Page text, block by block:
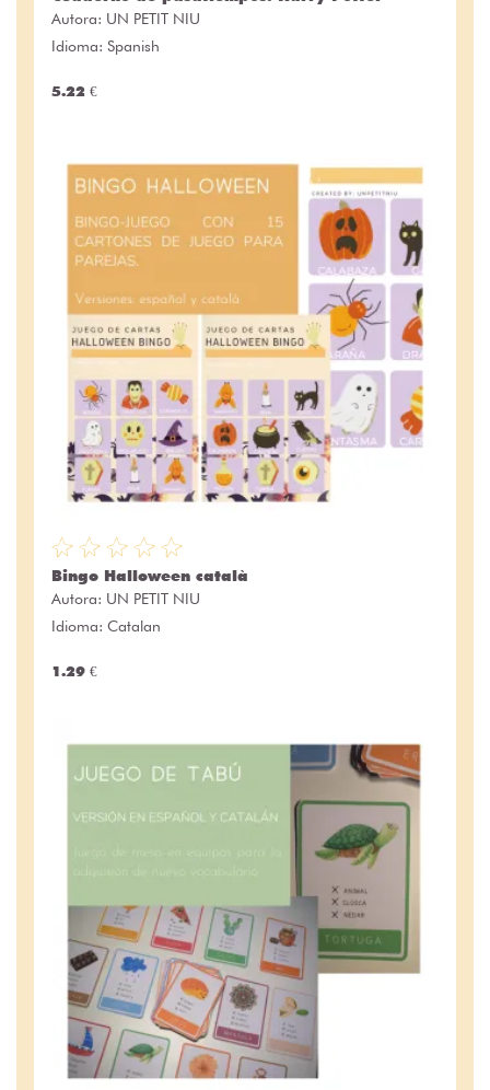
Autora: UN PETIT NIU
Idioma: Spanish
5.22 €
Bingo Halloween català
Autora: UN PETIT NIU
Idioma: Catalan
1.29 €